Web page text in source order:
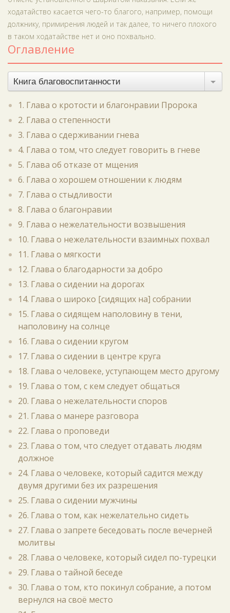
ходатайство касается чего-то благого, например, помощи
должнику, примирения людей и так далее, то ничего плохого
в таком ходатайстве нет и оно похвально.
Оглавление
Книга благовоспитанности
1. Глава о кротости и благонравии Пророка
2. Глава о степенности
3. Глава о сдерживании гнева
4. Глава о том, что следует говорить в гневе
5. Глава об отказе от мщения
6. Глава о хорошем отношении к людям
7. Глава о стыдливости
8. Глава о благонравии
9. Глава о нежелательности возвышения
10. Глава о нежелательности взаимных похвал
11. Глава о мягкости
12. Глава о благодарности за добро
13. Глава о сидении на дорогах
14. Глава о широко [сидящих на] собрании
15. Глава о сидящем наполовину в тени,
наполовину на солнце
16. Глава о сидении кругом
17. Глава о сидении в центре круга
18. Глава о человеке, уступающем место другому
19. Глава о том, с кем следует общаться
20. Глава о нежелательности споров
21. Глава о манере разговора
22. Глава о проповеди
23. Глава о том, что следует отдавать людям
должное
24. Глава о человеке, который садится между
двумя другими без их разрешения
25. Глава о сидении мужчины
26. Глава о том, как нежелательно сидеть
27. Глава о запрете беседовать после вечерней
молитвы
28. Глава о человеке, который сидел по-турецки
29. Глава о тайной беседе
30. Глава о том, кто покинул собрание, а потом
вернулся на своё место